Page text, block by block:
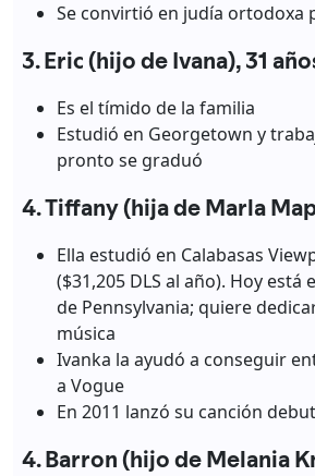
Se convirtió en judía ortodoxa
3. Eric (hijo de Ivana), 31
Es el tímido de la familia
Estudió en Georgetown y
pronto se graduó
4. Tiffany (hija de Marla
Ella estudió en Calabasas
($31,205 DLS al año). Hoy está
de Pennsylvania; quiere
música
Ivanka la ayudó a conseguir
a Vogue
En 2011 lanzó su canción
4. Barron (hijo de Melania